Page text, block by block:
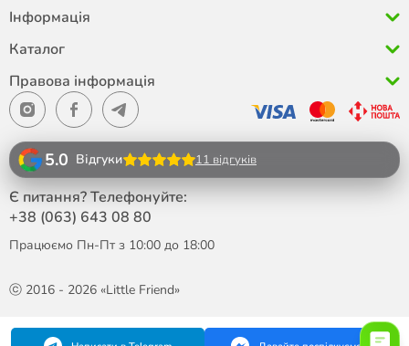
Інформація
Каталог
Правова інформація
ⓒ 2016 - 2026 «Little Friend»
5.0 Відгуки 11 відгуків
Є питання? Телефонуйте:
+38 (063) 643 08 80
Працюємо Пн-Пт з 10:00 до 18:00